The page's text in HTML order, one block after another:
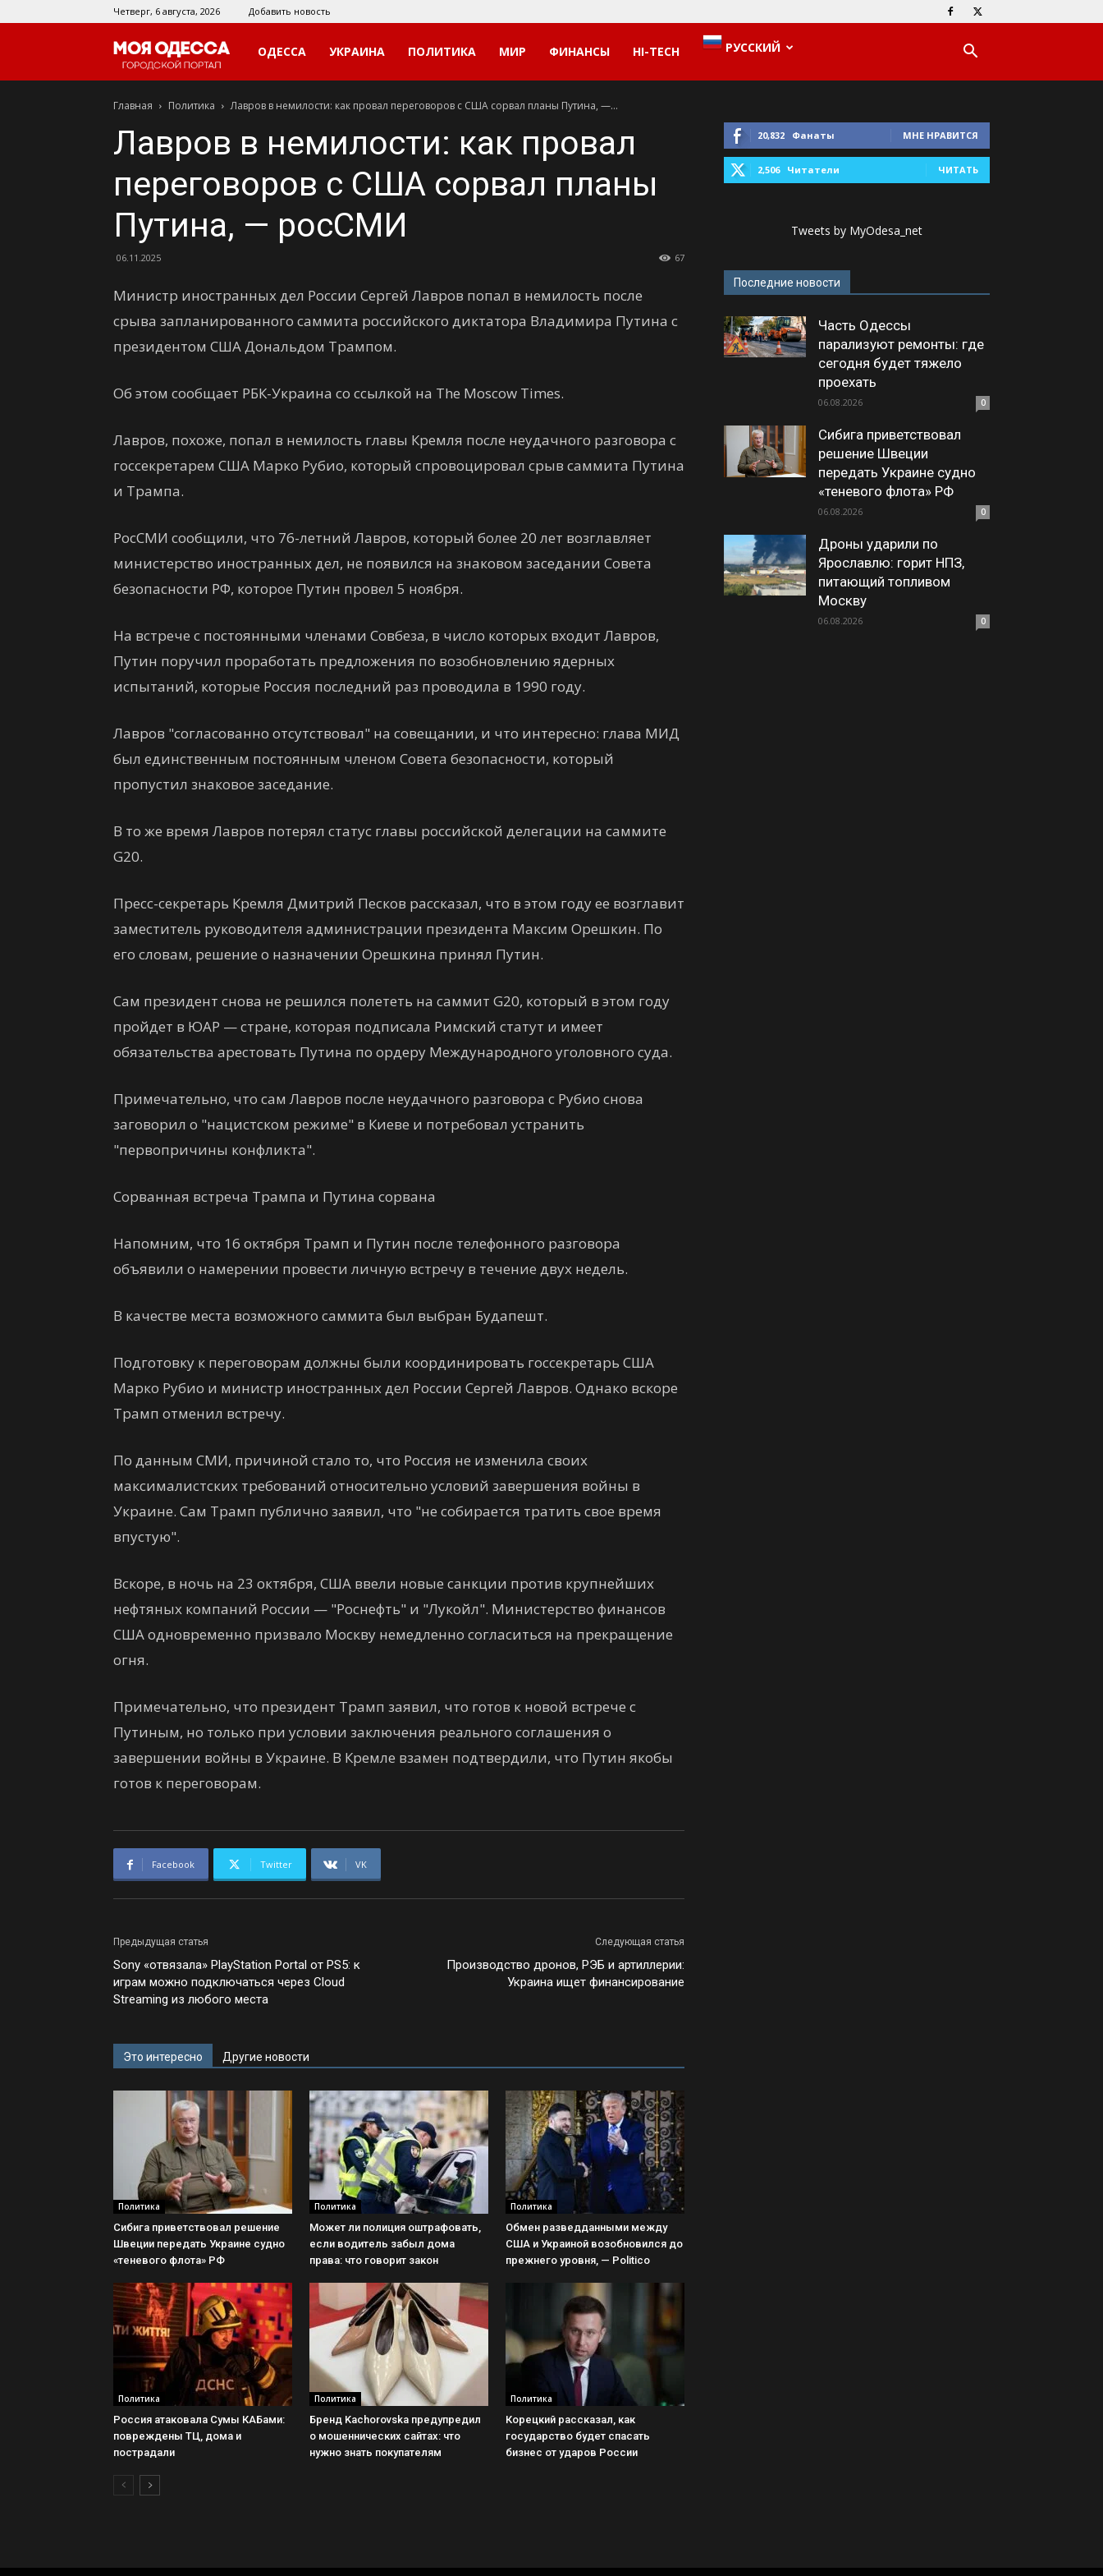
Четверг, 6 августа, 2026 Добавить новость
Моя
Одесса
ОДЕССА УКРАИНА ПОЛИТИКА МИР ФИНАНСЫ HI-TECH РУССКИЙ
Главная Политика Лавров в немилости: как провал переговоров с США сорвал планы Путина, —...
Лавров в немилости: как провал
переговоров с США сорвал планы
Путина, — росСМИ
06.11.2025 67
Министр иностранных дел России Сергей Лавров попал в немилость после
срыва запланированного саммита российского диктатора Владимира Путина с
президентом США Дональдом Трампом.
Об этом сообщает РБК-Украина со ссылкой на The Moscow Times.
Лавров, похоже, попал в немилость главы Кремля после неудачного разговора с
госсекретарем США Марко Рубио, который спровоцировал срыв саммита Путина
и Трампа.
РосСМИ сообщили, что 76-летний Лавров, который более 20 лет возглавляет
министерство иностранных дел, не появился на знаковом заседании Совета
безопасности РФ, которое Путин провел 5 ноября.
На встрече с постоянными членами Совбеза, в число которых входит Лавров,
Путин поручил проработать предложения по возобновлению ядерных
испытаний, которые Россия последний раз проводила в 1990 году.
Лавров "согласованно отсутствовал" на совещании, и что интересно: глава МИД
был единственным постоянным членом Совета безопасности, который
пропустил знаковое заседание.
В то же время Лавров потерял статус главы российской делегации на саммите
G20.
Пресс-секретарь Кремля Дмитрий Песков рассказал, что в этом году ее возглавит
заместитель руководителя администрации президента Максим Орешкин. По
его словам, решение о назначении Орешкина принял Путин.
Сам президент снова не решился полететь на саммит G20, который в этом году
пройдет в ЮАР — стране, которая подписала Римский статут и имеет
обязательства арестовать Путина по ордеру Международного уголовного суда.
Примечательно, что сам Лавров после неудачного разговора с Рубио снова
заговорил о "нацистском режиме" в Киеве и потребовал устранить
"первопричины конфликта".
Сорванная встреча Трампа и Путина сорвана
Напомним, что 16 октября Трамп и Путин после телефонного разговора
объявили о намерении провести личную встречу в течение двух недель.
В качестве места возможного саммита был выбран Будапешт.
Подготовку к переговорам должны были координировать госсекретарь США
Марко Рубио и министр иностранных дел России Сергей Лавров. Однако вскоре
Трамп отменил встречу.
По данным СМИ, причиной стало то, что Россия не изменила своих
максималистских требований относительно условий завершения войны в
Украине. Сам Трамп публично заявил, что "не собирается тратить свое время
впустую".
Вскоре, в ночь на 23 октября, США ввели новые санкции против крупнейших
нефтяных компаний России — "Роснефть" и "Лукойл". Министерство финансов
США одновременно призвало Москву немедленно согласиться на прекращение
огня.
Примечательно, что президент Трамп заявил, что готов к новой встрече с
Путиным, но только при условии заключения реального соглашения о
завершении войны в Украине. В Кремле взамен подтвердили, что Путин якобы
готов к переговорам.
Facebook Twitter VK
Предыдущая статья
Sony «отвязала» PlayStation Portal от PS5: к
играм можно подключаться через Cloud
Streaming из любого места
Следующая статья
Производство дронов, РЭБ и артиллерии:
Украина ищет финансирование
Это интересно Другие новости
Политика
Сибига приветствовал решение
Швеции передать Украине судно
«теневого флота» РФ
Политика
Может ли полиция оштрафовать,
если водитель забыл дома
права: что говорит закон
Политика
Обмен разведданными между
США и Украиной возобновился до
прежнего уровня, — Politico
Политика
Россия атаковала Сумы КАБами:
повреждены ТЦ, дома и
пострадали
Политика
Бренд Kachorovska предупредил
о мошеннических сайтах: что
нужно знать покупателям
Политика
Корецкий рассказал, как
государство будет спасать
бизнес от ударов России
20,832 Фанаты МНЕ НРАВИТСЯ
2,506 Читатели ЧИТАТЬ
Tweets by MyOdesa_net
Последние новости
Часть Одессы
парализуют ремонты: где
сегодня будет тяжело
проехать
06.08.2026 0
Сибига приветствовал
решение Швеции
передать Украине судно
«теневого флота» РФ
06.08.2026 0
Дроны ударили по
Ярославлю: горит НПЗ,
питающий топливом
Москву
06.08.2026 0